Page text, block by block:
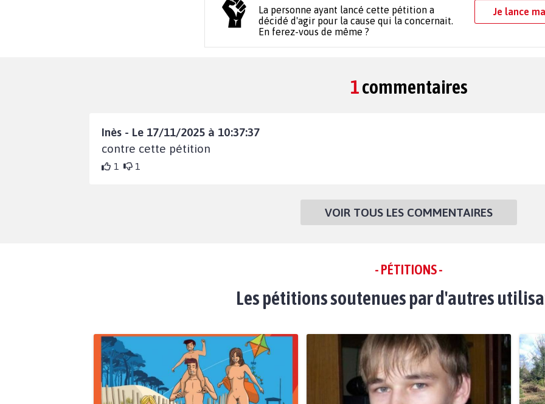
La personne ayant lancé cette pétition a
décidé d'agir pour la cause qui la concernait.
En ferez-vous de même ?
Je lance
1commentaires
Inès - Le 17/11/2025 à 10:37:37
contre cette pétition
1 1
VOIR TOUS LES COMMENTAIRES
- PÉTITIONS -
Les pétitions soutenues par d'autres